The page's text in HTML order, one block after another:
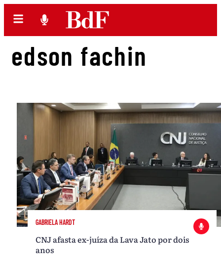
edson fachin
GABRIELA HARDT
CNJ afasta ex-juíza da Lava Jato por dois
anos